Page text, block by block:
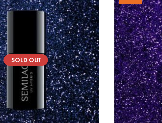
SOLD OUT